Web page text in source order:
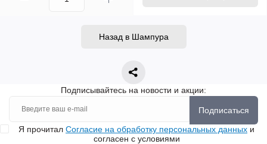
Назад в Шампура
Подписывайтесь на новости и акции:
Подписаться
Я прочитал Согласие на обработку персональных данных и
согласен с условиями